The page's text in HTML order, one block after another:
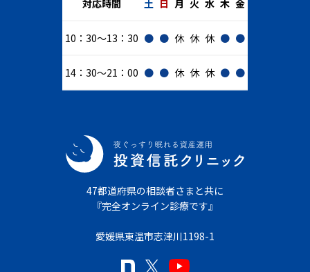
対応時間 土 日 月 火 水 木 金
10：30～13：30 ● ● 休 休 休 ● ●
14：30～21：00 ● ● 休 休 休 ● ●
47都道府県の相談者さまと共に
『完全オンライン診療です』
愛媛県東温市志津川1198-1